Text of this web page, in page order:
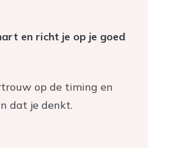
en richt je op je goed
op de timing en
dat je denkt.